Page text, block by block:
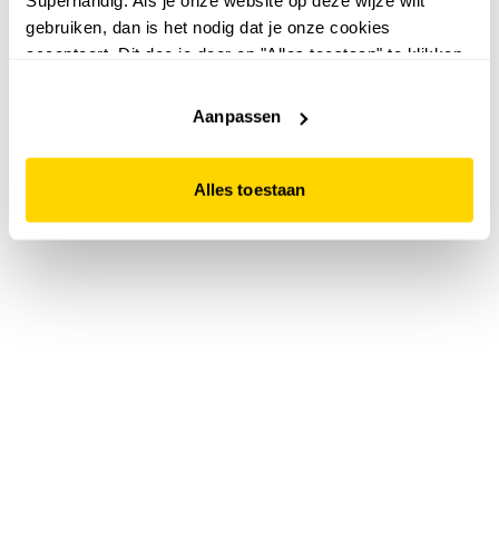
gebruiken, dan is het nodig dat je onze cookies
accepteert. Dit doe je door op "Alles toestaan" te klikken.
website niet optimaal functioneert.
Aanpassen
Alles toestaan